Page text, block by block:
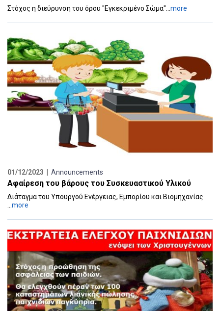
Στόχος η διεύρυνση του όρου "Εγκεκριμένο Σώμα"... more
01/12/2023 | Announcements
Αφαίρεση του βάρους του Συσκευαστικού Υλικού
Διάταγμα του Υπουργού Ενέργειας, Εμπορίου και Βιομηχανίας
more